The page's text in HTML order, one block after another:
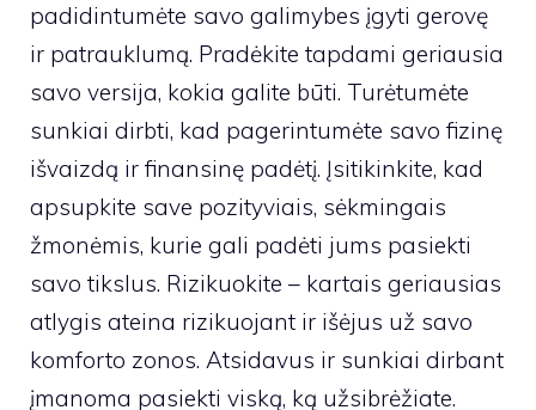
padidintumėte savo galimybes įgyti gerovę
ir patrauklumą. Pradėkite tapdami geriausia
savo versija, kokia galite būti. Turėtumėte
sunkiai dirbti, kad pagerintumėte savo fizinę
išvaizdą ir finansinę padėtį. Įsitikinkite, kad
apsupkite save pozityviais, sėkmingais
žmonėmis, kurie gali padėti jums pasiekti
savo tikslus. Rizikuokite – kartais geriausias
atlygis ateina rizikuojant ir išėjus už savo
komforto zonos. Atsidavus ir sunkiai dirbant
įmanoma pasiekti viską, ką užsibrėžiate.